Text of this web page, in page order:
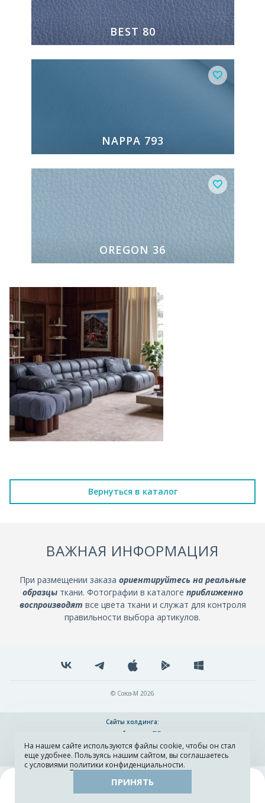
Каталог Остатки тканей
BEST 80
NAPPA 793
OREGON 36
Вернуться в каталог
ВАЖНАЯ ИНФОРМАЦИЯ
При размещении заказа ориентируйтесь на реальные
образцыткани. Фотографии в каталоге приближенно
воспроизводят все цвета ткани и служат для контроля
правильности выбора артикулов.
© Союз-М 2026
Сайты холдинга:
Разработка и поддержка сайта ADN
На нашем сайте используются файлы cookie, чтобы он стал
еще удобнее. Пользуясь нашим сайтом, вы соглашаетесь
с условиями политики конфиденциальности.
ПРИНЯТЬ